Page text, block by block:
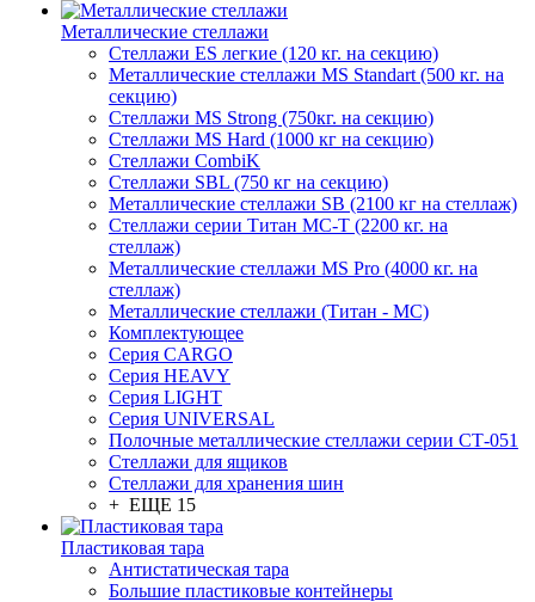
Металлические стеллажи
Стеллажи ES легкие (120 кг. на секцию)
Металлические стеллажи MS Standart (500 кг. на
секцию)
Стеллажи MS Strong (750кг. на секцию)
Стеллажи MS Hard (1000 кг на секцию)
Стеллажи CombiK
Стеллажи SBL (750 кг на секцию)
Металлические стеллажи SB (2100 кг на стеллаж)
Стеллажи серии Титан МС-Т (2200 кг. на
стеллаж)
Металлические стеллажи MS Pro (4000 кг. на
стеллаж)
Металлические стеллажи (Титан - МС)
Комплектующее
Серия CARGO
Серия HEAVY
Серия LIGHT
Серия UNIVERSAL
Полочные металлические стеллажи серии СТ-051
Стеллажи для ящиков
Стеллажи для хранения шин
+ ЕЩЕ 15
Пластиковая тара
Антистатическая тара
Большие пластиковые контейнеры